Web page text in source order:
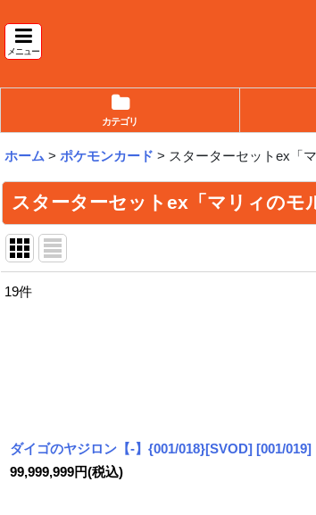
メニュー
カテゴリ
ホーム > ポケモンカード > スターターセットex「
スターターセットex「マリィのモ
19件
ダイゴのヤジロン【-】{001/018}[SVOD] [001/019]
99,999,999円(税込)